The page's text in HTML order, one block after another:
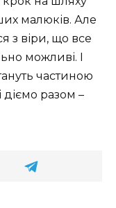
малюків. Але
з віри, що все
можливі. І
частиною
разом –